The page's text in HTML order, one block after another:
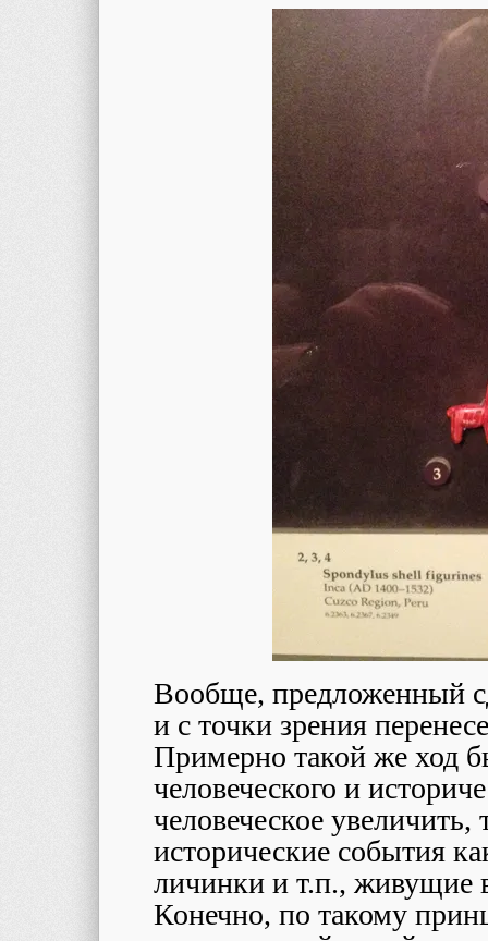
Вообще, предложенный
и с точки зрения
Примерно такой же ход
человеческого и
человеческое
исторические события
личинки и т.п., живущие
Конечно, по такому